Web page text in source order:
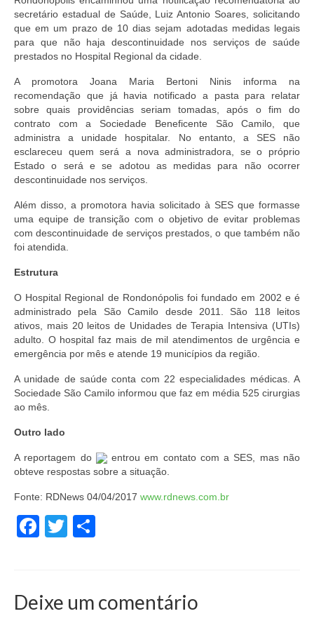
Doc. Publicados
Notícias
secretário estadual de Saúde, Luiz Antonio Soares, solicitando
que em um prazo de 10 dias sejam adotadas medidas legais
para que não haja descontinuidade nos serviços de saúde
prestados no Hospital Regional da cidade.
A promotora Joana Maria Bertoni Ninis informa na
recomendação que já havia notificado a pasta para relatar
sobre quais providências seriam tomadas, após o fim do
contrato com a Sociedade Beneficente São Camilo, que
administra a unidade hospitalar. No entanto, a SES não
esclareceu quem será a nova administradora, se o próprio
Estado o será e se adotou as medidas para não ocorrer
descontinuidade nos serviços.
Além disso, a promotora havia solicitado à SES que formasse
uma equipe de transição com o objetivo de evitar problemas
com descontinuidade de serviços prestados, o que também não
foi atendida.
Estrutura
O Hospital Regional de Rondonópolis foi fundado em 2002 e é
administrado pela São Camilo desde 2011. São 118 leitos
ativos, mais 20 leitos de Unidades de Terapia Intensiva (UTIs)
adulto. O hospital faz mais de mil atendimentos de urgência e
emergência por mês e atende 19 municípios da região.
A unidade de saúde conta com 22 especialidades médicas. A
Sociedade São Camilo informou que faz em média 525 cirurgias
ao mês.
Outro lado
A reportagem do
entrou em contato com a SES, mas não
obteve respostas sobre a situação.
Fonte: RDNews 04/04/2017 www.rdnews.com.br
Facebook
Twitter
Deixe um comentário